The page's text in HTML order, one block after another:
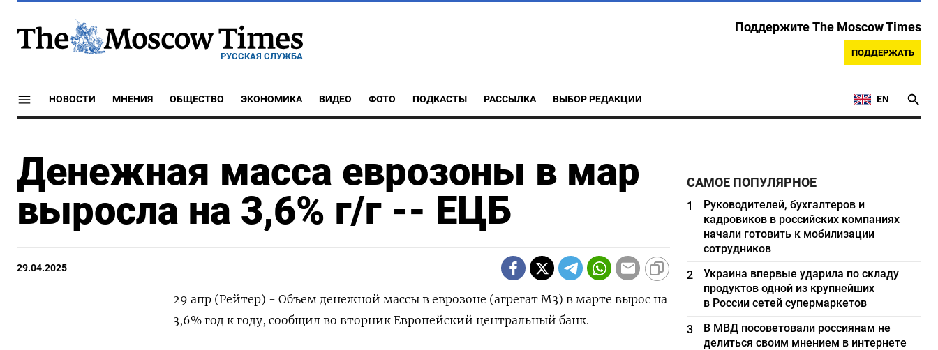
РУССКАЯ СЛУЖБА
Поддержите The Moscow Times
ПОДДЕРЖАТЬ
НОВОСТИ МНЕНИЯ ОБЩЕСТВО ЭКОНОМИКА ВИДЕО ФОТО ПОДКАСТЫ РАССЫЛКА ВЫБОР РЕДАКЦИИ EN
Денежная масса еврозоны в мар
выросла на 3,6% г/г -- ЕЦБ
29.04.2025
29 апр (Рейтер) - Объем денежной массы в еврозоне (агрегат М3) в марте вырос на
3,6% год к году, сообщил во вторник Европейский центральный банк.
САМОЕ ПОПУЛЯРНОЕ
1
Руководителей, бухгалтеров и
кадровиков в российских компаниях
начали готовить к мобилизации
сотрудников
2
Украина впервые ударила по складу
продуктов одной из крупнейших
в России сетей супермаркетов
3
В МВД посоветовали россиянам не
делиться своим мнением в интернете